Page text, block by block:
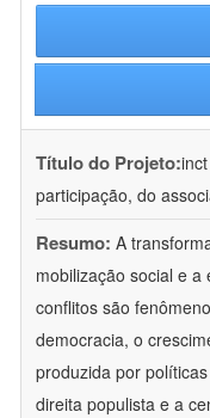
Título do Projeto:
participação, do
Resumo: A
mobilização social e
conflitos são
democracia, o
produzida por
direita populista e a